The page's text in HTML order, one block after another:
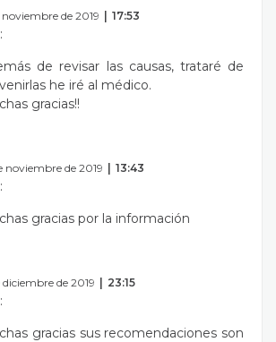
noviembre de 2019 17:53
de revisar las causas, trataré de
he iré al médico.
gracias!!
noviembre de 2019 13:43
gracias por la información
diciembre de 2019 23:15
gracias sus recomendaciones son